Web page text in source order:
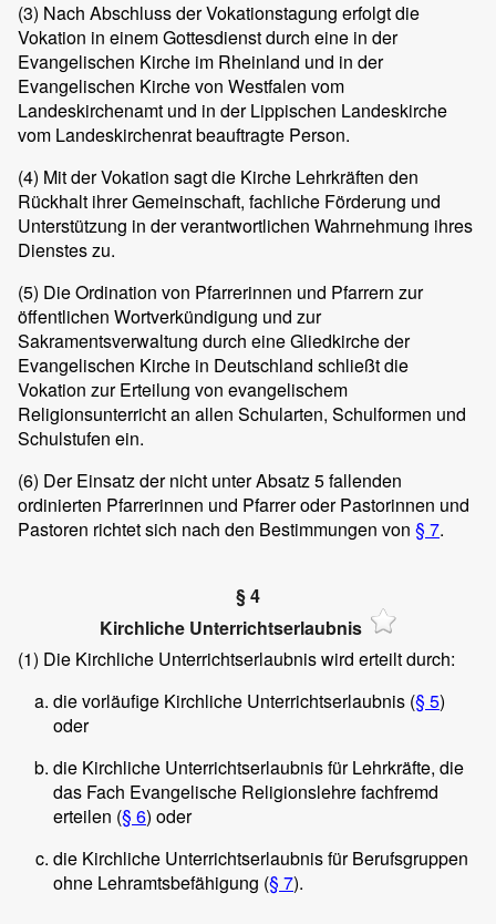
(3) Nach Abschluss der Vokationstagung erfolgt die
Vokation in einem Gottesdienst durch eine in der
Evangelischen Kirche im Rheinland und in der
Evangelischen Kirche von Westfalen vom
Landeskirchenamt und in der Lippischen Landeskirche
vom Landeskirchenrat beauftragte Person.
(4) Mit der Vokation sagt die Kirche Lehrkräften den
Rückhalt ihrer Gemeinschaft, fachliche Förderung und
Unterstützung in der verantwortlichen Wahrnehmung ihres
Dienstes zu.
(5) Die Ordination von Pfarrerinnen und Pfarrern zur
öffentlichen Wortverkündigung und zur
Sakramentsverwaltung durch eine Gliedkirche der
Evangelischen Kirche in Deutschland schließt die
Vokation zur Erteilung von evangelischem
Religionsunterricht an allen Schularten, Schulformen und
Schulstufen ein.
(6) Der Einsatz der nicht unter Absatz 5 fallenden
ordinierten Pfarrerinnen und Pfarrer oder Pastorinnen und
Pastoren richtet sich nach den Bestimmungen von § 7.
§ 4
Kirchliche Unterrichtserlaubnis
(1) Die Kirchliche Unterrichtserlaubnis wird erteilt durch:
die vorläufige Kirchliche Unterrichtserlaubnis (§ 5)
oder
die Kirchliche Unterrichtserlaubnis für Lehrkräfte, die
das Fach Evangelische Religionslehre fachfremd
erteilen (§ 6) oder
die Kirchliche Unterrichtserlaubnis für Berufsgruppen
ohne Lehramtsbefähigung (§ 7).